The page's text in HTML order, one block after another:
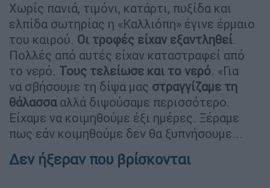
Χωρίς πανιά, τιμόνι, κατάρτι, πυξίδα και
ελπίδα σωτηρίας η «Καλλιόπη» έγινε έρμαιο
του καιρού. Οι τροφές είχαν εξαντληθεί.
Πολλές από αυτές είχαν καταστραφεί από
το νερό. Τους τελείωσε και το νερό. «Για
να σβήσουμε τη δίψα μας στραγγίζαμε τη
θάλασσααλλά διψούσαμε περισσότερο.
Είχαμε να κοιμηθούμε έξι ημέρες. Ξέραμε
πως εάν κοιμηθούμε δεν θα ξυπνήσουμε...
Δεν ήξεραν που βρίσκονται